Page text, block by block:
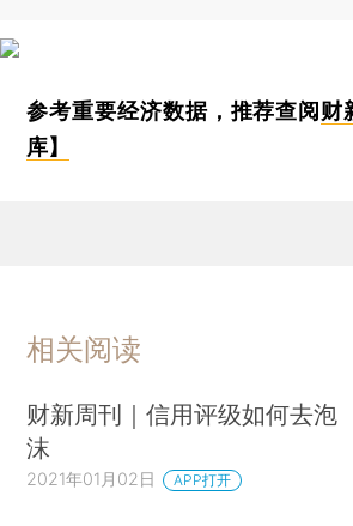
参考重要经济数据，推荐查阅 财
库】
相关阅读
财新周刊｜信用评级如何去泡
沫
2021年01月02日 APP打开